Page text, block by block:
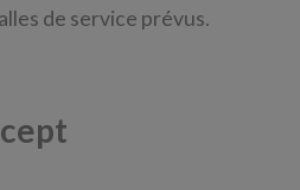
de service prévus.